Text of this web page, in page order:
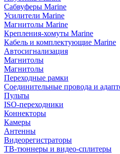
Сабвуферы Marine
Усилители Marine
Магнитолы Marine
Крепления-хомуты Marine
Кабель и комплектующие Marine
Автосигнализация
Магнитолы
Магнитолы
Переходные рамки
Соединительные провода и
Пульты
ISO-переходники
Коннекторы
Камеры
Антенны
Видеорегистраторы
ТВ-тюннеры и видео-сплитеры